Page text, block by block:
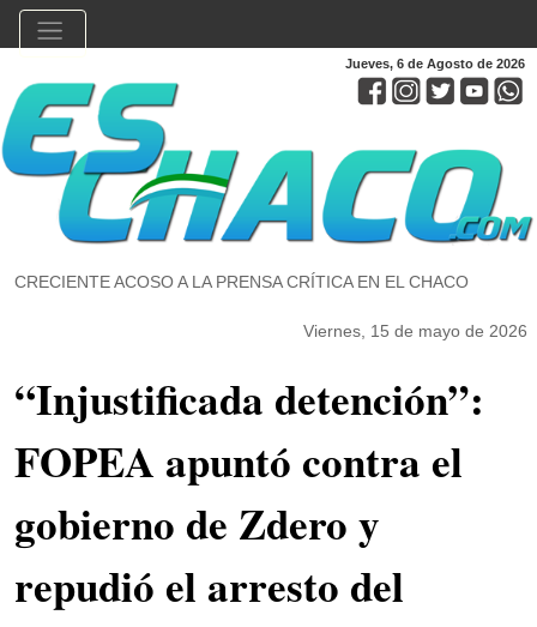
Jueves, 6 de Agosto de 2026
CRECIENTE ACOSO A LA PRENSA CRÍTICA EN EL CHACO
Viernes, 15 de mayo de 2026
“Injustificada detención”:
FOPEA apuntó contra el
gobierno de Zdero y
repudió el arresto del